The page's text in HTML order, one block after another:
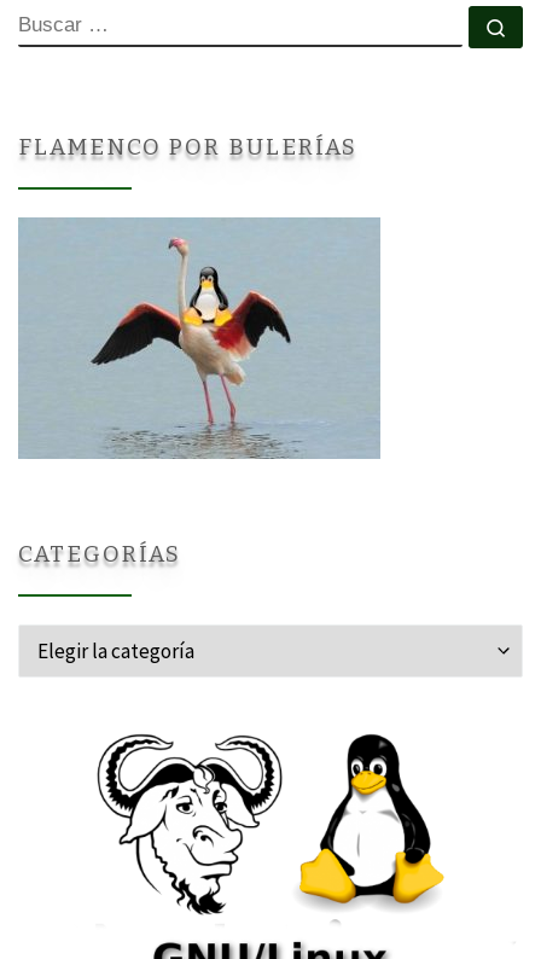
BUSCAR
FLAMENCO POR BULERÍAS
CATEGORÍAS
Categorías